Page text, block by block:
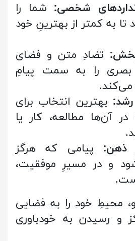
شخصی: شما را
به کمتر از بهترینِ خود
تضادِ متن و فضای
بصری را به سمت پیامِ
بهترین انتخاب برای
آن‌ها مطالعه، کار یا
ذهن: پیامی که هرگز
و در مسیرِ موفقیت،
محیطِ خود را به فضایی
و رسیدن به خودباوری